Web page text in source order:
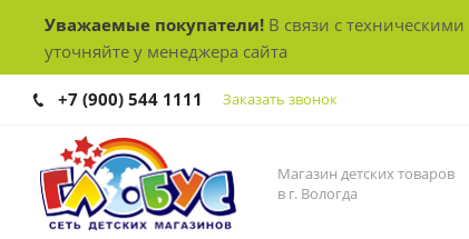
Уважаемые покупатели! В связи с
уточняйте у менеджера сайта
+7 (900) 544 1111 Заказать звонок
Магазин детских товаров
в г. Вологда